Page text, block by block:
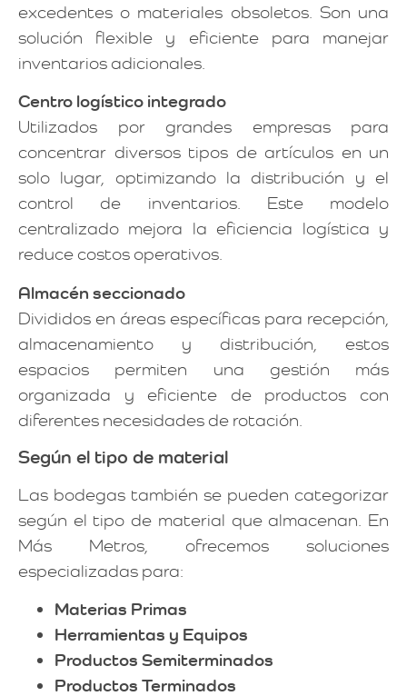
excedentes o materiales obsoletos. Son una
solución flexible y eficiente para manejar
inventarios adicionales.
Centro logístico integrado
Utilizados por grandes empresas para
concentrar diversos tipos de artículos en un
solo lugar, optimizando la distribución y el
control de inventarios. Este modelo
centralizado mejora la eficiencia logística y
reduce costos operativos.
Almacén seccionado
Divididos en áreas específicas para recepción,
almacenamiento y distribución, estos
espacios permiten una gestión más
organizada y eficiente de productos con
diferentes necesidades de rotación.
Según el tipo de material
Las bodegas también se pueden categorizar
según el tipo de material que almacenan. En
Más Metros, ofrecemos soluciones
especializadas para:
Materias Primas
Herramientas y Equipos
Productos Semiterminados
Productos Terminados